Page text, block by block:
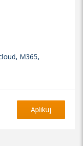
M365,
Aplikuj